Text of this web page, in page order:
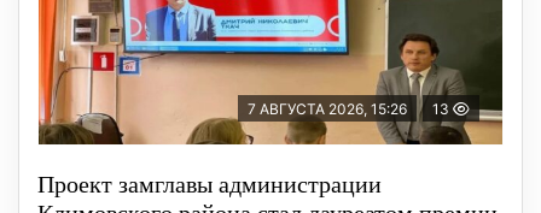
7 АВГУСТА 2026, 15:26 13
Проект замглавы администрации